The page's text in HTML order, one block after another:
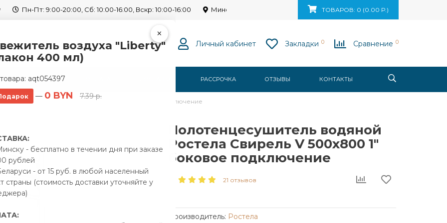
×
воздуха "Liberty"
400 мл)
aqt054397
— 0 BYN 7.39 р.
- бесплатно в течении дня при заказе
рублей
- от 15 руб. в любой населенный
страны (стоимость доставки уточняйте у
Пн-Пт: 9:00-20:00, Сб: 10:00-16:00, Вскр: 10:00-16:00 Минск, ул. Ваупшасова, д. 10, пом. 131ТОВАРОВ: 0 (0.00 Р.)
Личный кабинет Закладки 0 Сравнение 0
О НАС РАССРОЧКА ОТЗЫВЫ КОНТАКТЫ
Ростела Свирель V 500х800 1" боковое подключение
Полотенцесушитель водяной
Ростела Свирель V 500х800 1"
боковое подключение
21 отзывов
Производитель: Ростела